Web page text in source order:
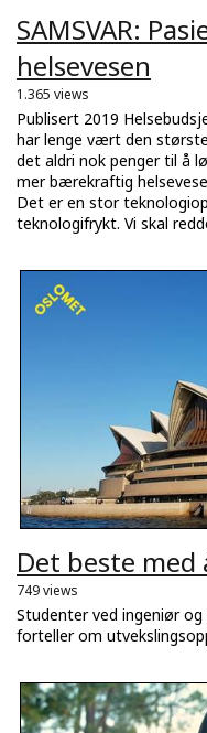
SAMSVAR:
helsevesen
1.365 views
Publisert 2019
har lenge vært den
det aldri nok penger til å
mer bærekraftig
Det er en stor
teknologifrykt. Vi skal
Det beste med
749 views
Studenter ved ingeniør
forteller om